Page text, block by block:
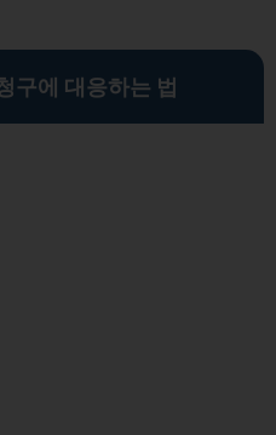
구에 대응하는 법